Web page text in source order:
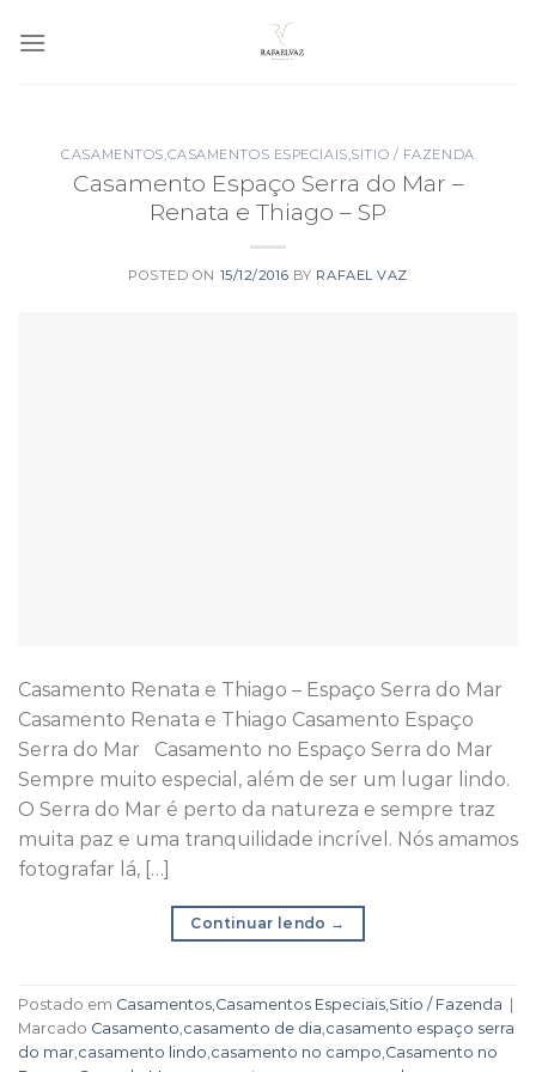
CASAMENTOS,CASAMENTOS ESPECIAIS,SITIO / FAZENDA
Casamento Espaço Serra do Mar –
Renata e Thiago – SP
POSTED ON 15/12/2016 BY RAFAEL VAZ
Casamento Renata e Thiago – Espaço Serra do Mar
Casamento Renata e Thiago Casamento Espaço
Serra do Mar Casamento no Espaço Serra do Mar
Sempre muito especial, além de ser um lugar lindo.
O Serra do Mar é perto da natureza e sempre traz
muita paz e uma tranquilidade incrível. Nós amamos
fotografar lá, […]
Continuar lendo →
Postado em Casamentos Casamentos Especiais Sitio / Fazenda
Marcado Casamento casamento de dia casamento espaço serra
do mar casamento lindo casamento no campo Casamento no